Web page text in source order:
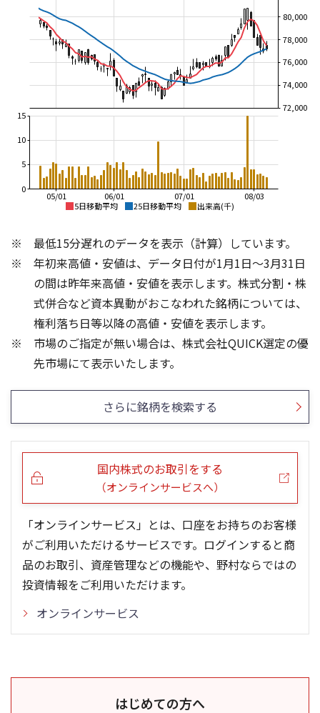
5日移動平均 25日移動平均 出来高(千)
08/03
07/01
06/01
05/01
72,000
74,000
76,000
78,000
80,000
0
5
10
15
13週移動平均 26週移動平均 出来高(千)
70,000
80,000
85,000
90,000
0
30
5ヶ月移動平均 25ヶ月移動平均 出来高(千)
70,000
90,000
100,000
110,000
0
15
最低15分遅れのデータを表示（計算）しています。
年初来高値・安値は、データ日付が1月1日～3月31日
の間は昨年来高値・安値を表示します。株式分割・株
式併合など資本異動がおこなわれた銘柄については、
権利落ち日等以降の高値・安値を表示します。
市場のご指定が無い場合は、株式会社QUICK選定の優
先市場にて表示いたします。
さらに銘柄を検索する
国内株式のお取引をする
（オンラインサービスへ）
「オンラインサービス」とは、口座をお持ちのお客様
がご利用いただけるサービスです。ログインすると商
品のお取引、資産管理などの機能や、野村ならではの
投資情報をご利用いただけます。
オンラインサービス
はじめての方へ